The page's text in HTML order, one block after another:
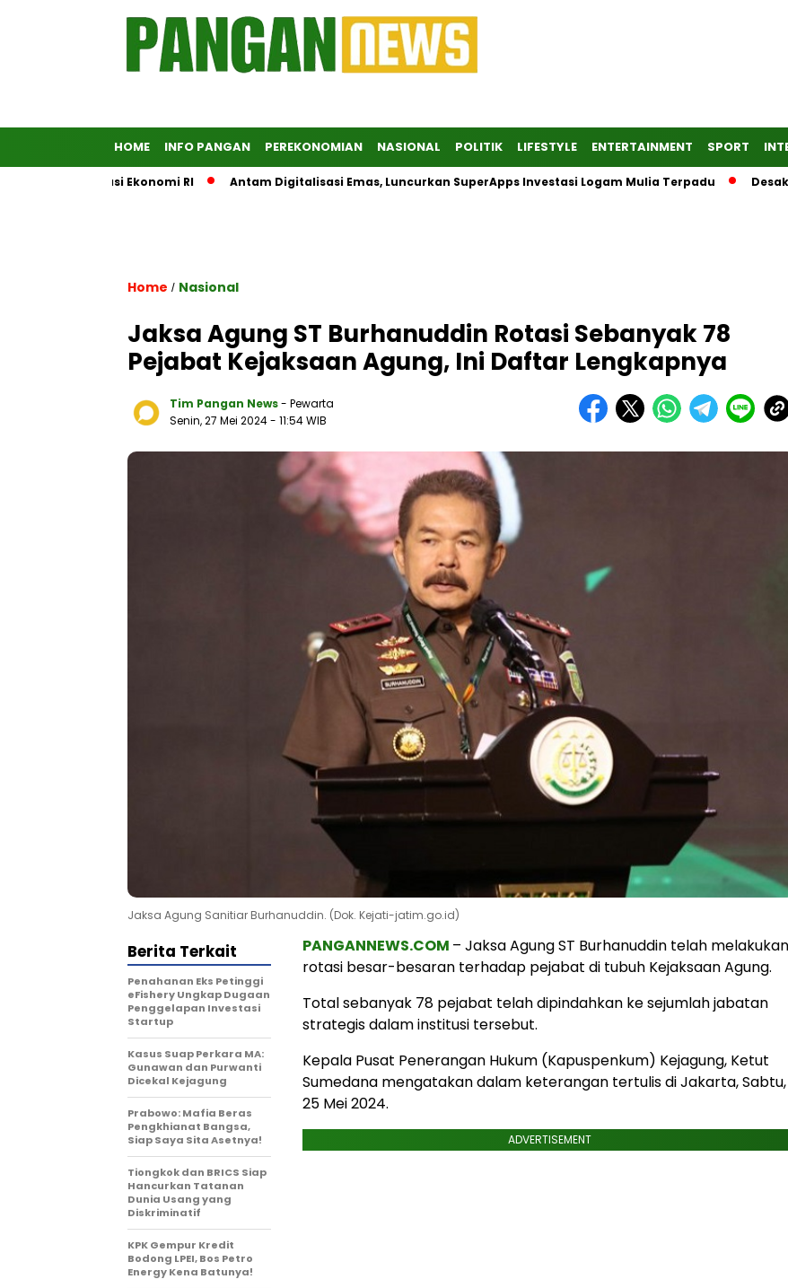
HOME INFO PANGAN PEREKONOMIAN NASIONAL POLITIK LIFESTYLE ENTERTAINMENT SPORT
Diplomasi Ekonomi RI Antam Digitalisasi Emas, Luncurkan SuperApps Investasi Logam Mulia Terpadu Desak KPK
Home / Nasional
Jaksa Agung ST Burhanuddin Rotasi Sebanyak 78
Pejabat Kejaksaan Agung, Ini Daftar Lengkapnya
Tim Pangan News- Pewarta
Senin, 27 Mei 2024- 11:54 WIB
Jaksa Agung Sanitiar Burhanuddin. (Dok. Kejati-jatim.go.id)
PANGANNEWS.COM – Jaksa Agung ST Burhanuddin telah melakukan
rotasi besar-besaran terhadap pejabat di tubuh Kejaksaan Agung.
Total sebanyak 78 pejabat telah dipindahkan ke sejumlah jabatan
strategis dalam institusi tersebut.
Kepala Pusat Penerangan Hukum (Kapuspenkum) Kejagung, Ketut
Sumedana mengatakan dalam keterangan tertulis di Jakarta, Sabtu,
25 Mei 2024.
ADVERTISEMENT
Berita Terkait
Penahanan Eks Petinggi
eFishery Ungkap Dugaan
Penggelapan Investasi
Startup
Kasus Suap Perkara MA:
Gunawan dan Purwanti
Dicekal Kejagung
Prabowo: Mafia Beras
Pengkhianat Bangsa,
Siap Saya Sita Asetnya!
Tiongkok dan BRICS Siap
Hancurkan Tatanan
Dunia Usang yang
Diskriminatif
KPK Gempur Kredit
Bodong LPEI, Bos Petro
Energy Kena Batunya!